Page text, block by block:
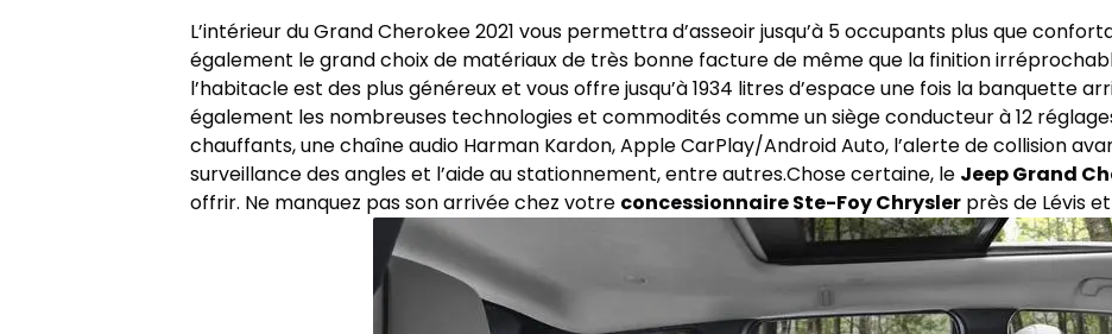
L’intérieur du Grand Cherokee 2021 vous permettra d’asseoir jusqu’à 5 occupants plus que
également le grand choix de matériaux de très bonne facture de même que la finition
l’habitacle est des plus généreux et vous offre jusqu’à 1934 litres d’espace une fois la banquette
également les nombreuses technologies et commodités comme un siège conducteur à 12
chauffants, une chaîne audio Harman Kardon, Apple CarPlay/Android Auto, l’alerte de collision
surveillance des angles et l’aide au stationnement, entre autres.Chose certaine, le Jeep Grand
offrir. Ne manquez pas son arrivée chez votre concessionnaire Ste-Foy Chrysler près de Lévis